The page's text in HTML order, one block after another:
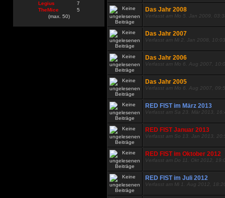
Legius
7
TheMice
5
(max. 50)
Das Jahr 2008
Verfasst am Mo 5. Jan 2009,
Das Jahr 2007
Verfasst am Mi 2. Jan 2008, 10:03
Das Jahr 2006
Verfasst am Mo 6. Aug 2007,
Das Jahr 2005
Verfasst am Mo 6. Aug 2007,
RED FIST im März 2013
Verfasst am Sa 23. Mär 2013,
RED FIST Januar 2013
Verfasst am So 13. Jan 2013,
RED FIST im Oktober 2012
Verfasst am Do 11. Okt 2012,
RED FIST im Juli 2012
Verfasst am Mi 1. Aug 2012,